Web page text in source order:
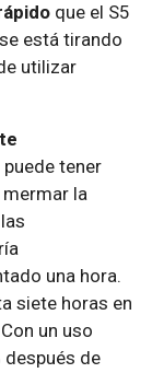
que el S5
está tirando
utilizar
tener
mermar la
una hora.
siete horas en
un uso
después de